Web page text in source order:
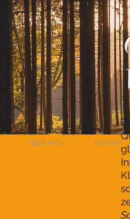
ÜBER MICH KONTAKT